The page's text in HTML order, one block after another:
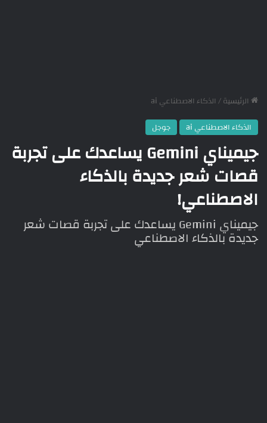
الرئيسية/ الذكاء الاصطناعي ai
الذكاء الاصطناعي ai
جوجل
جيميناي Gemini يساعدك على تجربة
قصات شعر جديدة بالذكاء
الاصطناعي!
جيميناي Gemini يساعدك على تجربة قصات شعر
جديدة بالذكاء الاصطناعي